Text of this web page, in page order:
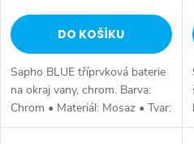
DO KOŠÍKU
Sapho BLUE tříprvková baterie
na okraj vany, chrom. Barva:
Chrom • Materiál: Mosaz • Tvar:
Kruhové • Instalace: Na okraj